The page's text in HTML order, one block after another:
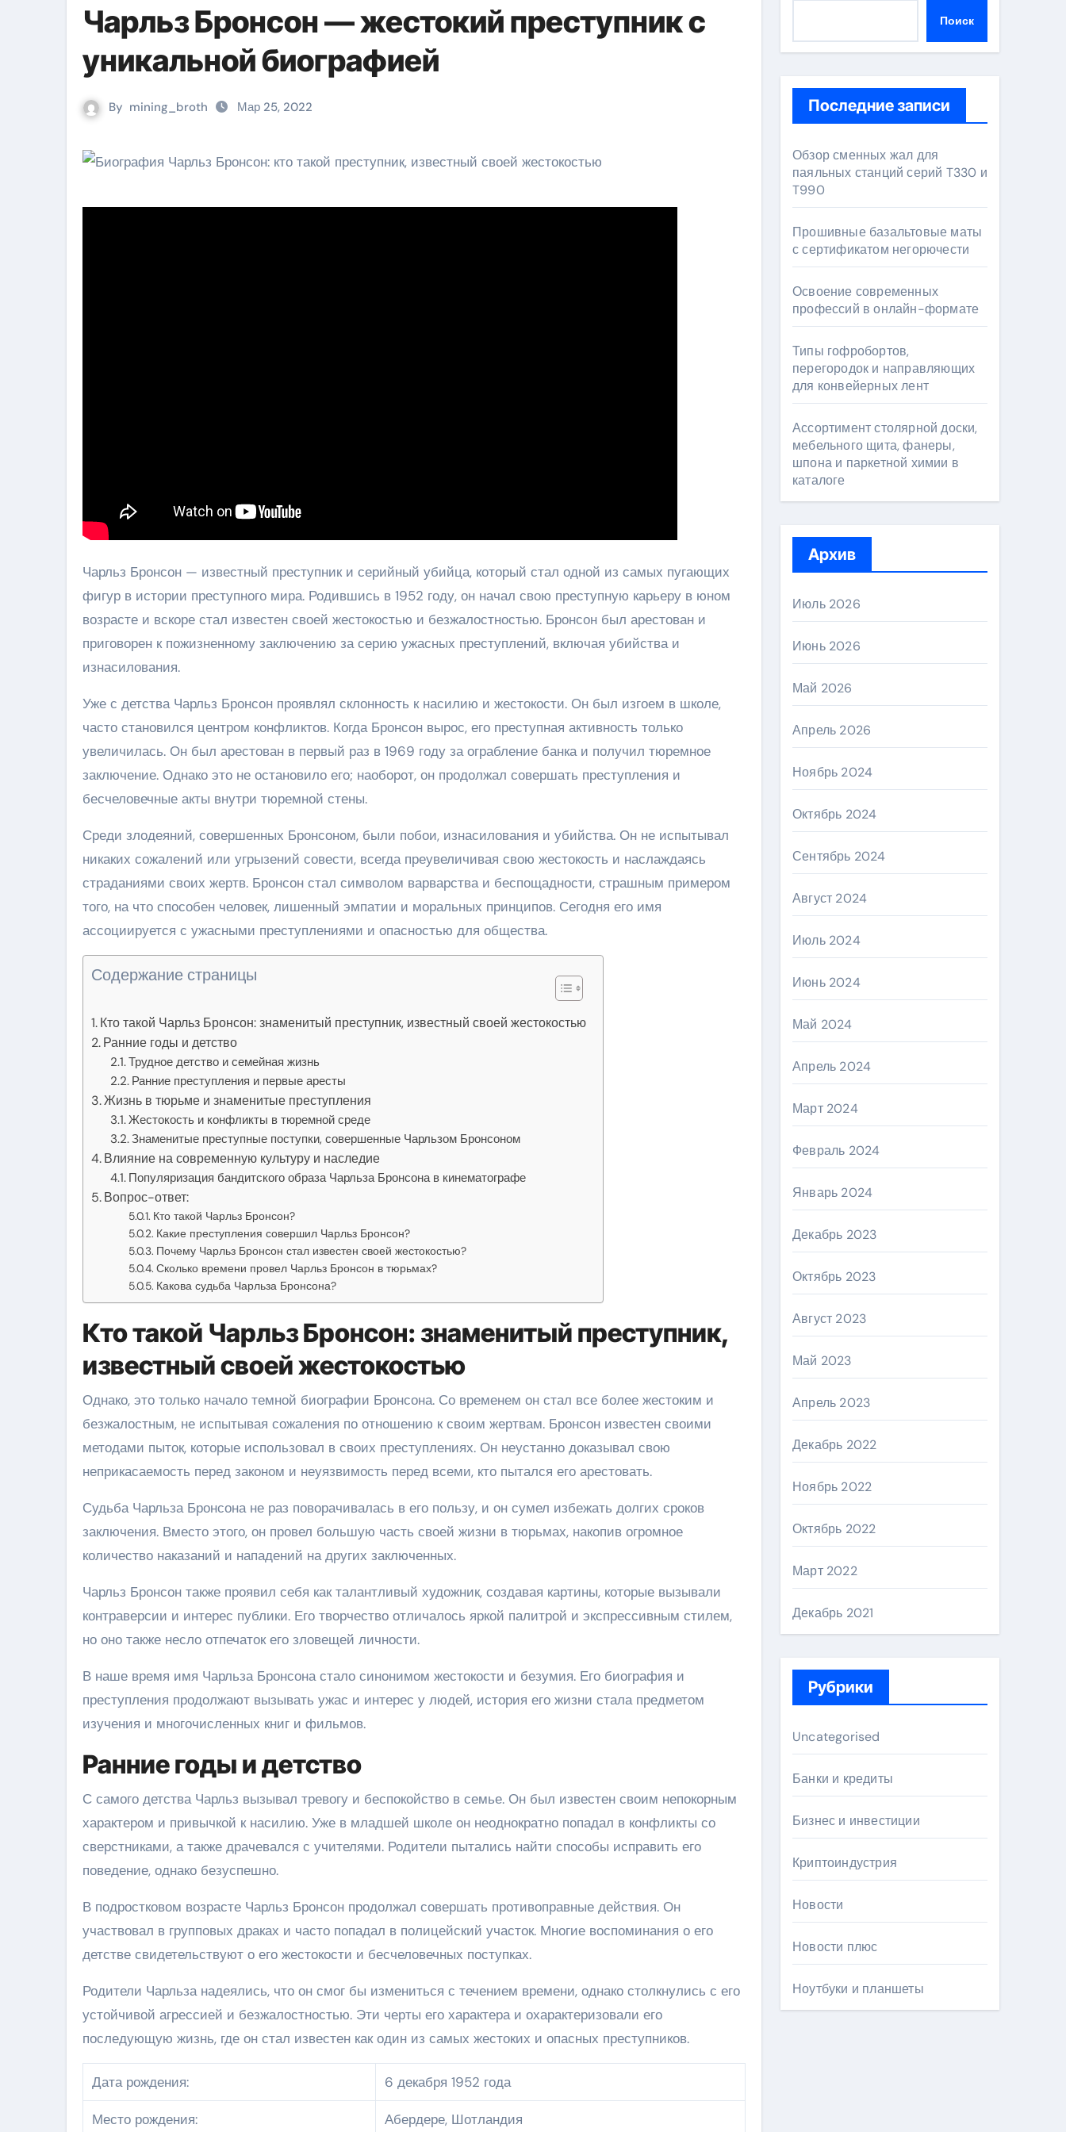
Чарльз Бронсон — жестокий преступник с
уникальной биографией
By mining_broth Мар 25, 2022
Чарльз Бронсон — известный преступник и серийный убийца, который стал одной из самых пугающих
фигур в истории преступного мира. Родившись в 1952 году, он начал свою преступную карьеру в юном
возрасте и вскоре стал известен своей жестокостью и безжалостностью. Бронсон был арестован и
приговорен к пожизненному заключению за серию ужасных преступлений, включая убийства и
изнасилования.
Уже с детства Чарльз Бронсон проявлял склонность к насилию и жестокости. Он был изгоем в школе,
часто становился центром конфликтов. Когда Бронсон вырос, его преступная активность только
увеличилась. Он был арестован в первый раз в 1969 году за ограбление банка и получил тюремное
заключение. Однако это не остановило его; наоборот, он продолжал совершать преступления и
бесчеловечные акты внутри тюремной стены.
Среди злодеяний, совершенных Бронсоном, были побои, изнасилования и убийства. Он не испытывал
никаких сожалений или угрызений совести, всегда преувеличивая свою жестокость и наслаждаясь
страданиями своих жертв. Бронсон стал символом варварства и беспощадности, страшным примером
того, на что способен человек, лишенный эмпатии и моральных принципов. Сегодня его имя
ассоциируется с ужасными преступлениями и опасностью для общества.
Содержание страницы
Кто такой Чарльз Бронсон: знаменитый преступник, известный своей жестокостью
Ранние годы и детство
Трудное детство и семейная жизнь
Ранние преступления и первые аресты
Жизнь в тюрьме и знаменитые преступления
Жестокость и конфликты в тюремной среде
Знаменитые преступные поступки, совершенные Чарльзом Бронсоном
Влияние на современную культуру и наследие
Популяризация бандитского образа Чарльза Бронсона в кинематографе
Вопрос-ответ:
Кто такой Чарльз Бронсон?
Какие преступления совершил Чарльз Бронсон?
Почему Чарльз Бронсон стал известен своей жестокостью?
Сколько времени провел Чарльз Бронсон в тюрьмах?
Какова судьба Чарльза Бронсона?
Кто такой Чарльз Бронсон: знаменитый преступник,
известный своей жестокостью
Однако, это только начало темной биографии Бронсона. Со временем он стал все более жестоким и
безжалостным, не испытывая сожаления по отношению к своим жертвам. Бронсон известен своими
методами пыток, которые использовал в своих преступлениях. Он неустанно доказывал свою
неприкасаемость перед законом и неуязвимость перед всеми, кто пытался его арестовать.
Судьба Чарльза Бронсона не раз поворачивалась в его пользу, и он сумел избежать долгих сроков
заключения. Вместо этого, он провел большую часть своей жизни в тюрьмах, накопив огромное
количество наказаний и нападений на других заключенных.
Чарльз Бронсон также проявил себя как талантливый художник, создавая картины, которые вызывали
контраверсии и интерес публики. Его творчество отличалось яркой палитрой и экспрессивным стилем,
но оно также несло отпечаток его зловещей личности.
В наше время имя Чарльза Бронсона стало синонимом жестокости и безумия. Его биография и
преступления продолжают вызывать ужас и интерес у людей, история его жизни стала предметом
изучения и многочисленных книг и фильмов.
Ранние годы и детство
С самого детства Чарльз вызывал тревогу и беспокойство в семье. Он был известен своим непокорным
характером и привычкой к насилию. Уже в младшей школе он неоднократно попадал в конфликты со
сверстниками, а также драчевался с учителями. Родители пытались найти способы исправить его
поведение, однако безуспешно.
В подростковом возрасте Чарльз Бронсон продолжал совершать противоправные действия. Он
участвовал в групповых драках и часто попадал в полицейский участок. Многие воспоминания о его
детстве свидетельствуют о его жестокости и бесчеловечных поступках.
Родители Чарльза надеялись, что он смог бы измениться с течением времени, однако столкнулись с его
устойчивой агрессией и безжалостностью. Эти черты его характера и охарактеризовали его
последующую жизнь, где он стал известен как один из самых жестоких и опасных преступников.
Дата рождения: 6 декабря 1952 года
Место рождения: Абердере, Шотландия
Поиск
Последние записи
Обзор сменных жал для
паяльных станций серий T330 и
T990
Прошивные базальтовые маты
с сертификатом негорючести
Освоение современных
профессий в онлайн-формате
Типы гофробортов,
перегородок и направляющих
для конвейерных лент
Ассортимент столярной доски,
мебельного щита, фанеры,
шпона и паркетной химии в
каталоге
Архив
Июль 2026
Июнь 2026
Май 2026
Апрель 2026
Ноябрь 2024
Октябрь 2024
Сентябрь 2024
Август 2024
Июль 2024
Июнь 2024
Май 2024
Апрель 2024
Март 2024
Февраль 2024
Январь 2024
Декабрь 2023
Октябрь 2023
Август 2023
Май 2023
Апрель 2023
Декабрь 2022
Ноябрь 2022
Октябрь 2022
Март 2022
Декабрь 2021
Рубрики
Uncategorised
Банки и кредиты
Бизнес и инвестиции
Криптоиндустрия
Новости
Новости плюс
Ноутбуки и планшеты